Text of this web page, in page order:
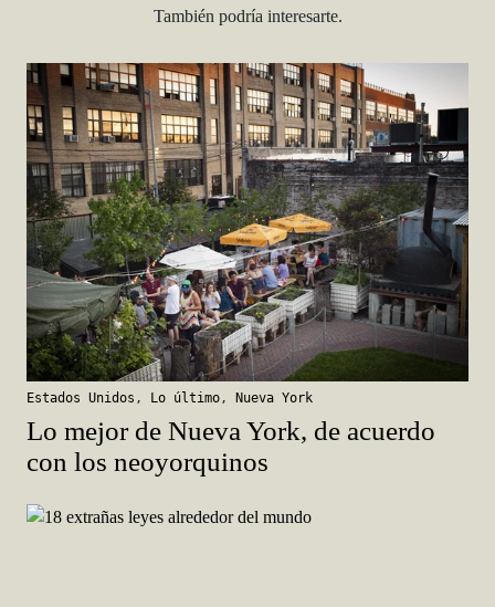
También podría interesarte.
Estados Unidos , Lo último, Nueva York
Lo mejor de Nueva York, de acuerdo
con los neoyorquinos